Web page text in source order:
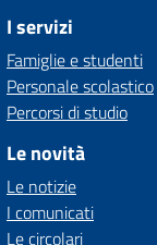
I servizi
Famiglie e studenti
Personale scolastico
Percorsi di studio
Le novità
Le notizie
I comunicati
Le circolari